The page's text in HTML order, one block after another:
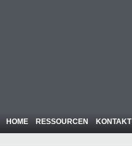
HOME RESSOURCEN KONTAKT